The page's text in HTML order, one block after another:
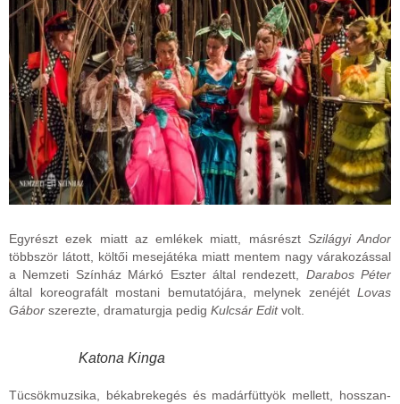
Egyrészt ezek miatt az emlékek miatt, másrészt Szilágyi Andor
többször látott, költői mesejátéka miatt mentem nagy várakozással
a Nemzeti Színház Márkó Eszter által rendezett, Darabos Péter
által koreografált mostani bemutatójára, melynek zenéjét Lovas
Gábor szerezte, dramaturgja pedig Kulcsár Editvolt.
Katona Kinga
Tücsökmuzsika, békabrekegés és madárfüttyök mellett, hosszan-